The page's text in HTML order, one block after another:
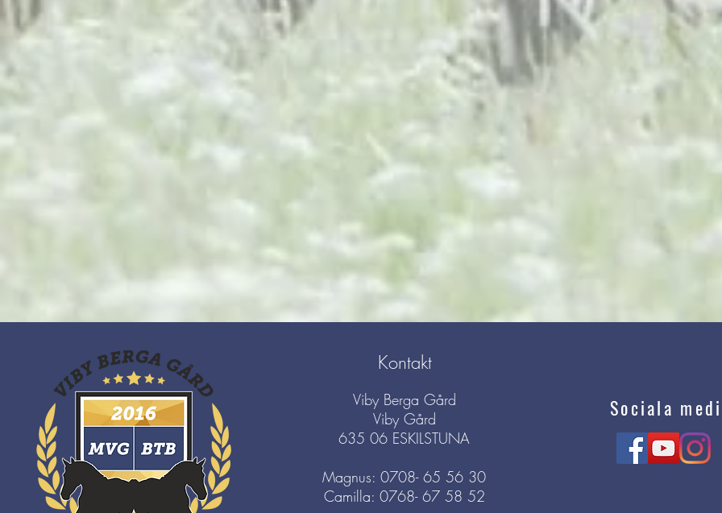
Kontakt
Viby Berga Gård
Viby Gård
635 06 ESKILSTUNA
Magnus: 0708- 65 56 30
Camilla: 0768- 67 58 52
Sociala